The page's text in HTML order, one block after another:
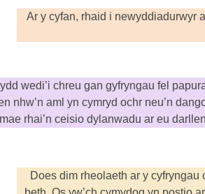
Ar y cyfan, rhaid i newyddiadurwyr
wedi’i chreu gan gyfryngau fel
nhw’n aml yn cymryd ochr neu’n
rhai’n ceisio dylanwadu ar eu
Does dim rheolaeth ar y cyfryngau